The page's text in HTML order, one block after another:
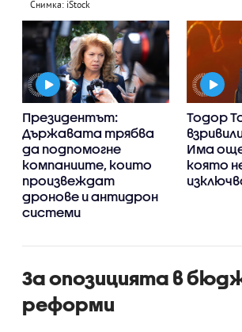
Снимка: iStock
Президентът:
Държавата трябва
да подпомогне
компаниите, които
произвеждат
дронове и антидрон
системи
Тодор
Има
която
За опозицията в
реформи